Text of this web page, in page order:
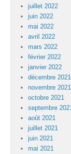
juillet 2022
juin 2022
mai 2022
avril 2022
mars 2022
février 2022
janvier 2022
décembre 2021
novembre 2021
octobre 2021
septembre 2021
août 2021
juillet 2021
juin 2021
mai 2021